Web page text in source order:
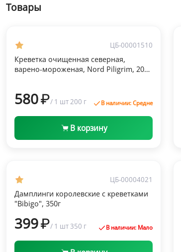
Товары
Заморозка ЦБ-00001510
Креветка очищенная северная,
варено-мороженая, Nord Piligrim, 200
580 / 1 шт200 г В наличии: Средне
В корзину
Заморозка ЦБ-00004021
Дамплинги королевские с креветками
"Bibigo", 350г
399 / 1 шт 350 г В наличии: Мало